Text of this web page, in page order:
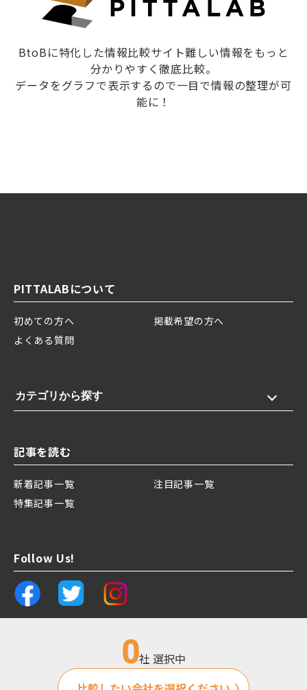
0社 選択中
BtoBに特化した情報比較サイト難しい情報をもっと
分かりやすく徹底比較。
データをグラフで表示するので一目で情報の整理が可
能に！
PITTALABについて
初めての方へ
掲載希望の方へ
よくある質問
カテゴリから探す
記事を読む
新着記事一覧
注目記事一覧
特集記事一覧
Follow Us!
プライバシーポリシー